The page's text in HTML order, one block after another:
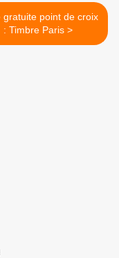
gratuite point de croix
: Timbre Paris >